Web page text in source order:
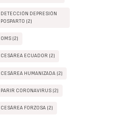
DETECCIÓN DEPRESIÓN
POSPARTO (2)
OMS (2)
CESÁREA ECUADOR (2)
CESÁREA HUMANIZADA (2)
PARIR CORONAVIRUS (2)
CESÁREA FORZOSA (2)